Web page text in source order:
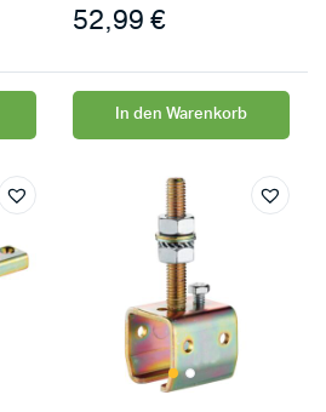
52,99 €
In den Warenkorb